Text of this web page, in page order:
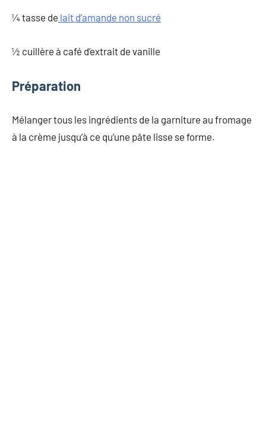
¼ tasse de lait d’amande non sucré
½ cuillère à café d’extrait de vanille
Préparation
Mélanger tous les ingrédients de la garniture au fromage
à la crème jusqu’à ce qu’une pâte lisse se forme.